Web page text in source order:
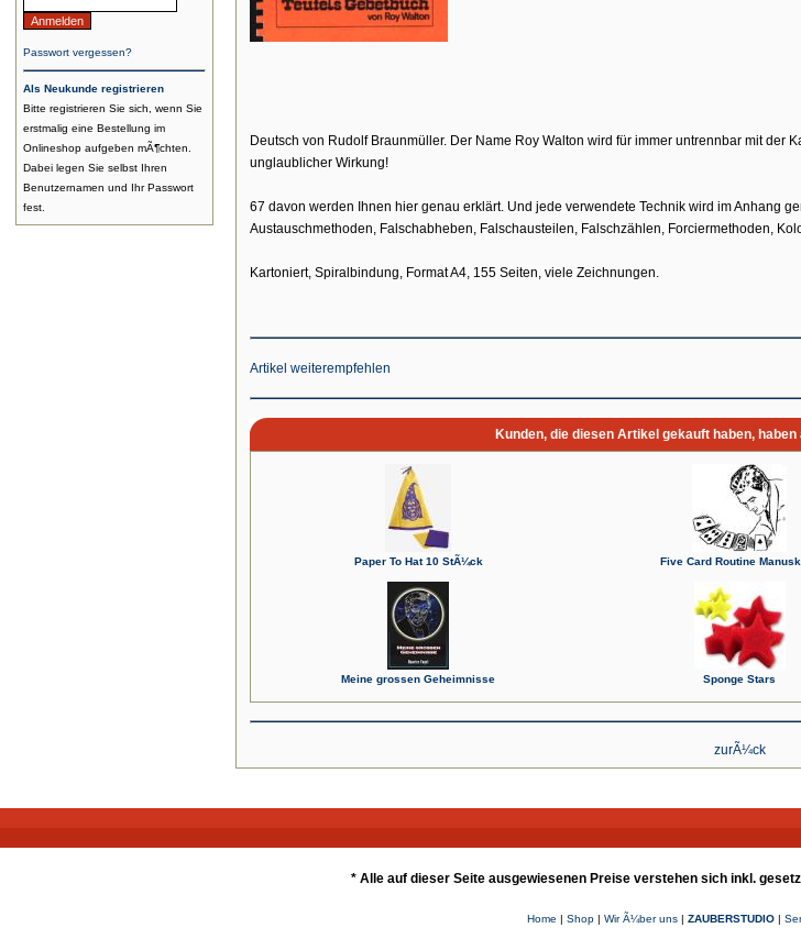
Passwort vergessen?
Als Neukunde registrieren
Bitte registrieren Sie sich, wenn Sie
erstmalig eine Bestellung im
Onlineshop aufgeben mÃ¶chten.
Dabei legen Sie selbst Ihren
Benutzernamen und Ihr Passwort
fest.
Deutsch von Rudolf Braunmüller. Der Name Roy Walton wird für immer untrennbar mit der
unglaublicher Wirkung!
67 davon werden Ihnen hier genau erklärt. Und jede verwendete Technik wird im Anhang
Austauschmethoden, Falschabheben, Falschausteilen, Falschzählen, Forciermethoden,
Kartoniert, Spiralbindung, Format A4, 155 Seiten, viele Zeichnungen.
Artikel weiterempfehlen
Kunden, die diesen Artikel gekauft haben,
Paper To Hat 10 StÃ¼ck Five Card Routine
Meine grossen Geheimnisse Sponge Stars
zurÃ¼ck
* Alle auf dieser Seite ausgewiesenen Preise verstehen sich inkl.
Home | Shop| Wir Ã¼ber uns| ZAUBERSTUDIO|